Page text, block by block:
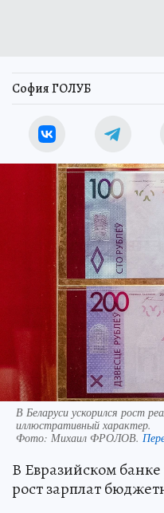
София ГОЛУБ
В Беларуси ускорился рост
иллюстративный характер.
Фото: Михаил ФРОЛОВ.
В Евразийском
рост зарплат